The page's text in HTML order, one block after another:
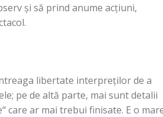
şi să prind anume acţiuni,
libertate interpreţilor de a
pe de altă parte, mai sunt detalii
care ar mai trebui finisate. E o